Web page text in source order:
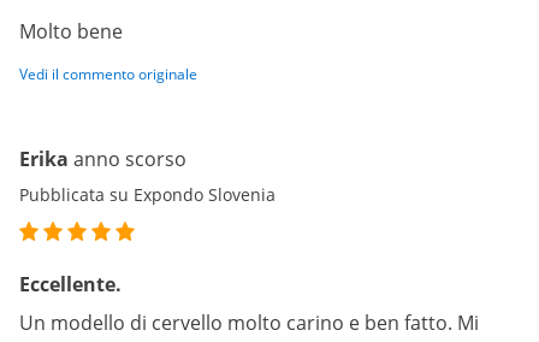
Molto bene
Vedi il commento originale
Erika anno scorso
Pubblicata su Expondo Slovenia
Eccellente.
Un modello di cervello molto carino e ben fatto. Mi